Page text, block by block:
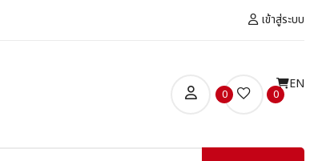
เข้าสู่ระบบ
0 0
EN